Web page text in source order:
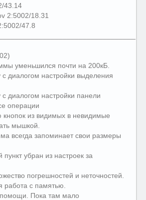
43.14
2:5002/18.31
47.8
уменьшился почти на 200кБ.
диалогом настройки выделения
диалогом настройки панели
операции
из видимых в невидимые
мышкой.
всегда запоминает свои размеры
убран из настроек за
погрешностей и неточностей.
с памятью.
Пока там мало